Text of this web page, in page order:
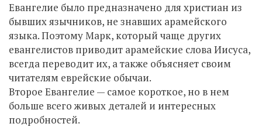
Евангелие было предназначено для христиан из
бывших язычников, не знавших арамейского
языка. Поэтому Марк, который чаще других
евангелистов приводит арамейские слова Иисуса,
всегда переводит их, а также объясняет своим
читателям еврейские обычаи.
Второе Евангелие — самое короткое, но в нем
больше всего живых деталей и интересных
подробностей.